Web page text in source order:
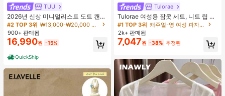
TUU
2026년 신상 미니멀리스트 도트 캔버
스 토트백, 대용량 캐주얼 다용도 통근
숄더 핸드백
#2 TOP 3위
₩13,000-₩20,000 여성 숄더백
900+ 판매됨
16,990원 -15%
QuickShip
Tulorae
Tulorae 여성용 잠옷 세트, 니트 립 원
단, 하트 프린트 대비 레이스 트림, 로
맨틱 달콤 귀여운 섹시 캐미솔 & 반바
지 베이비돌 잠옷 세트 투피스 나이트
세트 섹시 잠옷 세트 여성용 잠옷 롬퍼
트 잠옷 세트 잠옷 반바지 세트 투피스
잠옷 세트 여성용 여름 세트 도트 반바
지 세트 여성용 잠옷 세트 반바지 잠옷
세트 여성용 투피스 여름 라운지 세트
#1 TOP 3위
캐주얼-영 여성 파자마 세트
2k+ 판매됨
7,047원 -38% 추정된